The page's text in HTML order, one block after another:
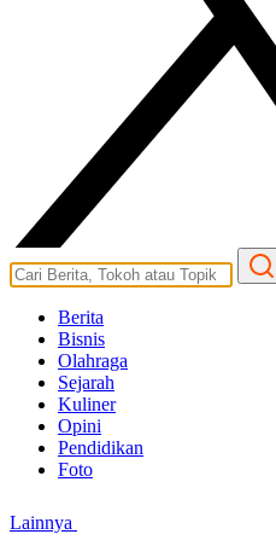
Berita
Bisnis
Olahraga
Sejarah
Kuliner
Opini
Pendidikan
Foto
Lainnya